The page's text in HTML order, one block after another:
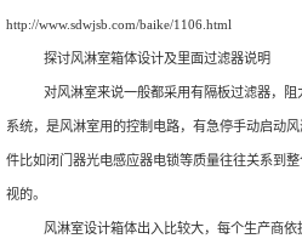
http://www.sdwjsb.com/baike/1106.html
探讨风淋室箱体设计及里面过滤器说明
对风淋室来说一般都采用有隔板过滤器，
系统，是风淋室用的控制电路，有急停手动启动
件比如闭门器光电感应器电锁等质量往往关系到
视的。
风淋室设计箱体出入比较大，每个生产商